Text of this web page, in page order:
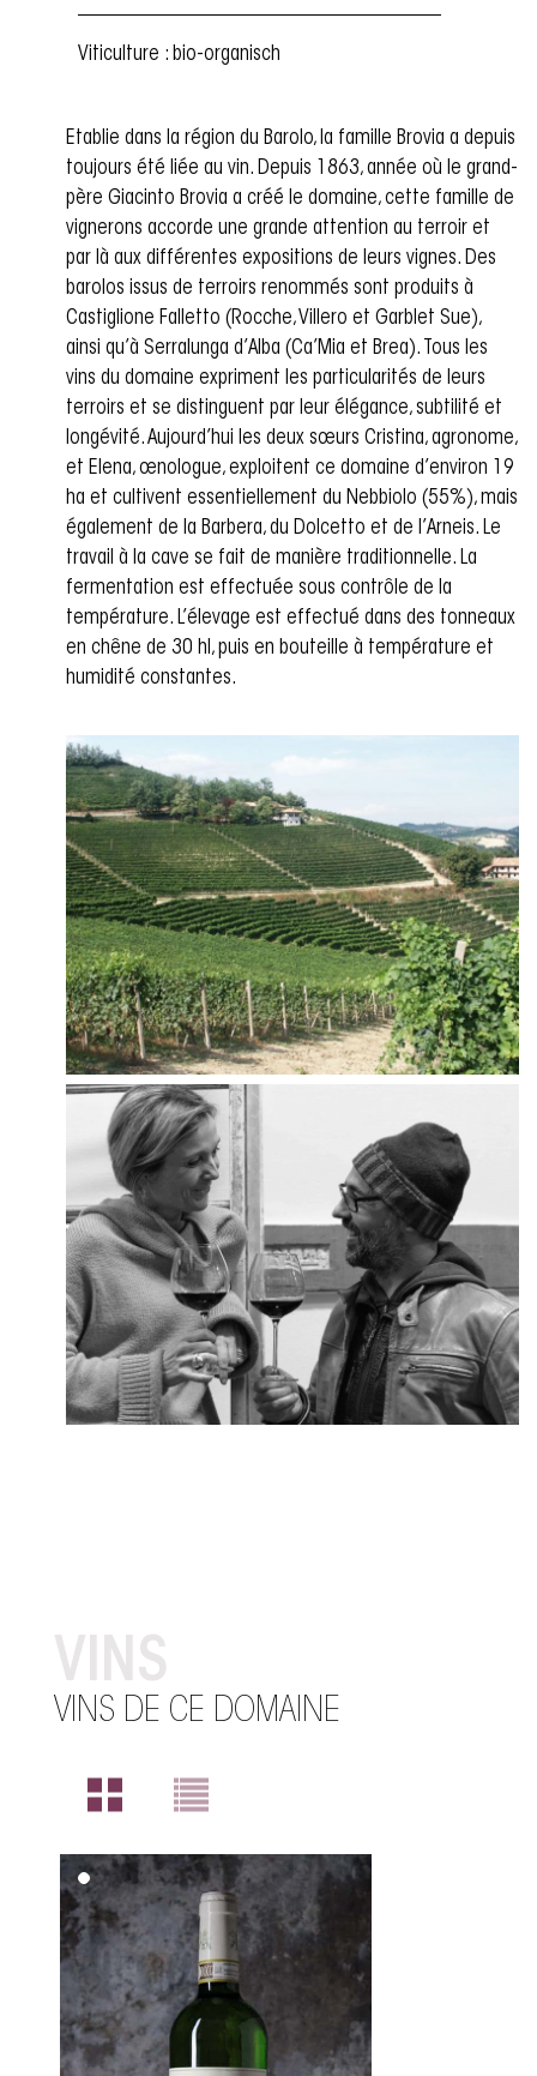
Viticulture : bio-organisch
Etablie dans la région du Barolo, la famille Brovia a depuis
toujours été liée au vin. Depuis 1863, année où le grand-
père Giacinto Brovia a créé le domaine, cette famille de
vignerons accorde une grande attention au terroir et
par là aux différentes expositions de leurs vignes. Des
barolos issus de terroirs renommés sont produits à
Castiglione Falletto (Rocche, Villero et Garblet Sue),
ainsi qu’à Serralunga d’Alba (Ca’Mia et Brea). Tous les
vins du domaine expriment les particularités de leurs
terroirs et se distinguent par leur élégance, subtilité et
longévité. Aujourd’hui les deux sœurs Cristina, agronome,
et Elena, œnologue, exploitent ce domaine d’environ 19
ha et cultivent essentiellement du Nebbiolo (55%), mais
également de la Barbera, du Dolcetto et de l’Arneis. Le
travail à la cave se fait de manière traditionnelle. La
fermentation est effectuée sous contrôle de la
température. L’élevage est effectué dans des tonneaux
en chêne de 30 hl, puis en bouteille à température et
humidité constantes.
VINS
VINS DE CE DOMAINE